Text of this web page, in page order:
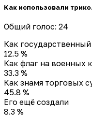
Как использовали
Общий голос: 24
Как
12.5 %
Как флаг на военных
33.3 %
Как знамя торговых
45.8 %
Его ещё создали
8.3 %